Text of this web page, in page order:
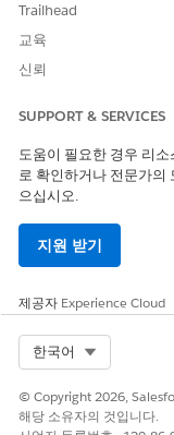
Trailhead
교육
신뢰
SUPPORT & SERVICES
도움이 필요한 경우 리
로 확인하거나 전문가의
으십시오.
지원 받기
제공자 Experience Cloud
한국어
© Copyright 2026,
해당 소유자의 것입니다.